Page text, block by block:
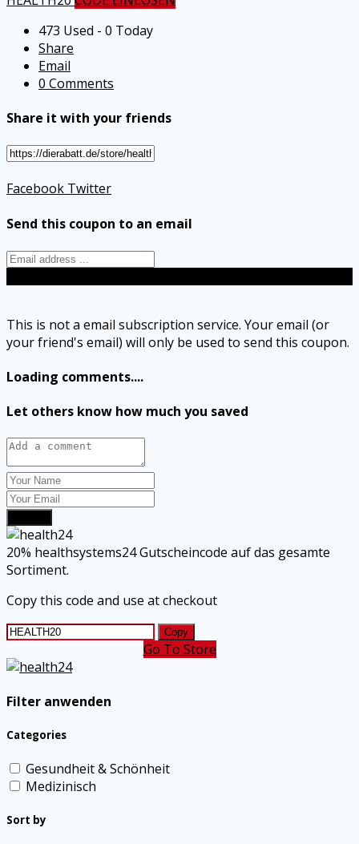
473 Used - 0 Today
Share
Email
0 Comments
Share it with your friends
Facebook Twitter
Send this coupon to an email
This is not a email subscription service. Your email (or
your friend's email) will only be used to send this coupon.
Loading comments....
Let others know how much you saved
20% healthsystems24 Gutscheincode auf das gesamte
Sortiment.
Copy this code and use at checkout
Copy
Go To Store
Filter anwenden
Categories
Gesundheit & Schönheit
Medizinisch
Sort by